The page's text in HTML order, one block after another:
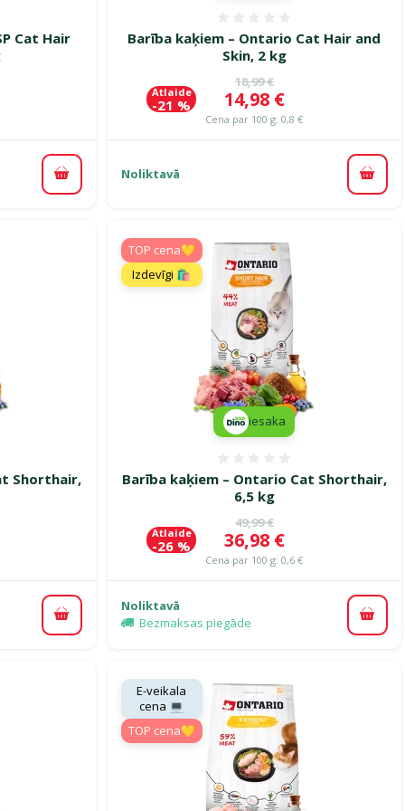
Cat Hair
Pievienot grozam
Barība kaķiem – Ontario Cat Hair and
Skin, 2 kg
Oriģinālā cena
18,99 €
Cena
14,98 €
Cena par 100 g: 0,8 €
Atlaide
-21 %
Noliktavā
Shorthair,
Pievienot grozam
Barība kaķiem – Ontario Cat Shorthair,
6,5 kg
Oriģinālā cena
49,99 €
Cena
36,98 €
Cena par 100 g: 0,6 €
Atlaide
-26 %
TOP cena💛
Izdevīgi 🛍️
iesaka
Noliktavā
Bezmaksas piegāde
E-veikala
cena 💻
TOP cena💛